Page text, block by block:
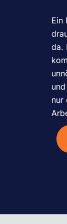
Ein
da.
nur